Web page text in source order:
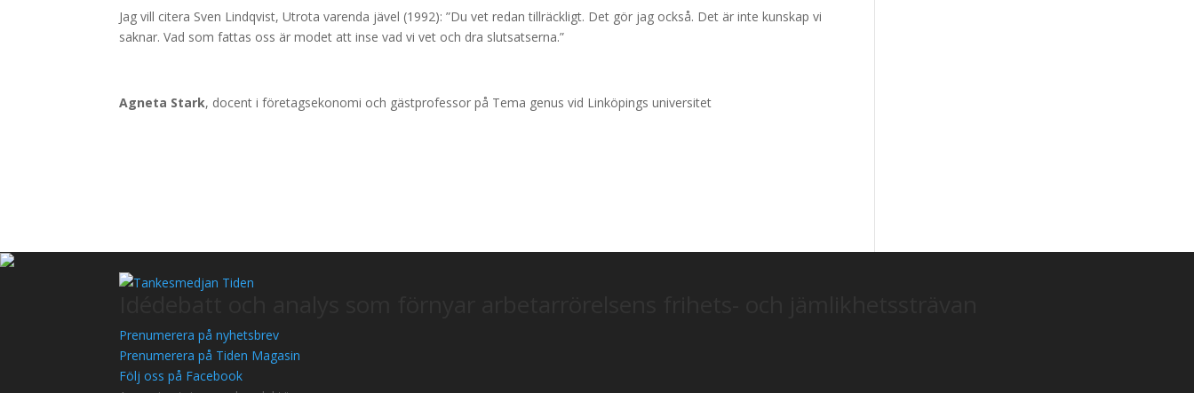
Jag vill citera Sven Lindqvist, Utrota varenda jävel (1992): ”Du vet redan tillräckligt. Det gör jag också. Det är inte kunskap vi
saknar. Vad som fattas oss är modet att inse vad vi vet och dra slutsatserna.”
Agneta Stark, docent i företagsekonomi och gästprofessor på Tema genus vid Linköpings universitet
Prenumerera på nyhetsbrev
Prenumerera på Tiden Magasin
Följ oss på Facebook